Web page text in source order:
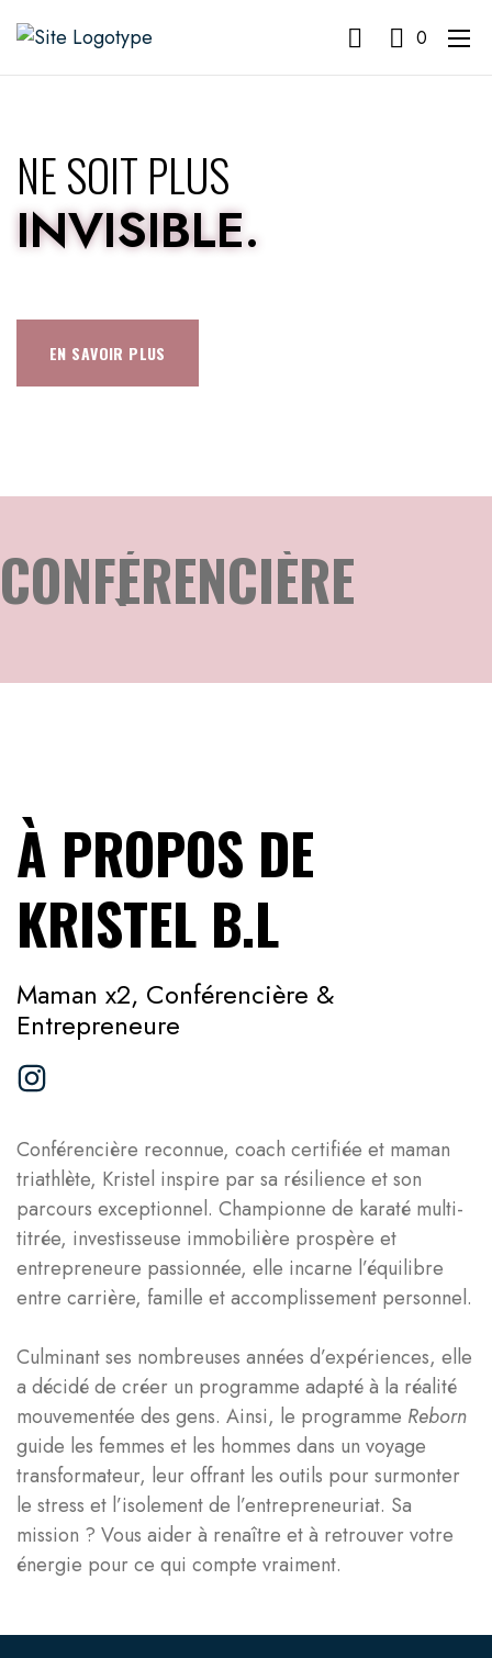
0
NE SOIT PLUS
INVISIBLE.
EN SAVOIR PLUS
CONFÉRENCIÈRE
ATHLÈTE
ENTREPRENEURE
KARATÉ DO
COMMUNAUTÉ
CONFÉRENCIÈRE
ATHLÈTE
ENTREPRENEURE
REBORN
KARATÉ DO
COMMUNAUTÉ
À PROPOS DE
KRISTEL B.L
Maman x2, Conférencière &
Entrepreneure
Conférencière reconnue, coach certifiée et maman
triathlète, Kristel inspire par sa résilience et son
parcours exceptionnel. Championne de karaté multi-
titrée, investisseuse immobilière prospère et
entrepreneure passionnée, elle incarne l’équilibre
entre carrière, famille et accomplissement personnel.
Culminant ses nombreuses années d’expériences, elle
a décidé de créer un programme adapté à la réalité
mouvementée des gens. Ainsi, le programme Reborn
guide les femmes et les hommes dans un voyage
transformateur, leur offrant les outils pour surmonter
le stress et l’isolement de l’entrepreneuriat. Sa
mission ? Vous aider à renaître et à retrouver votre
énergie pour ce qui compte vraiment.